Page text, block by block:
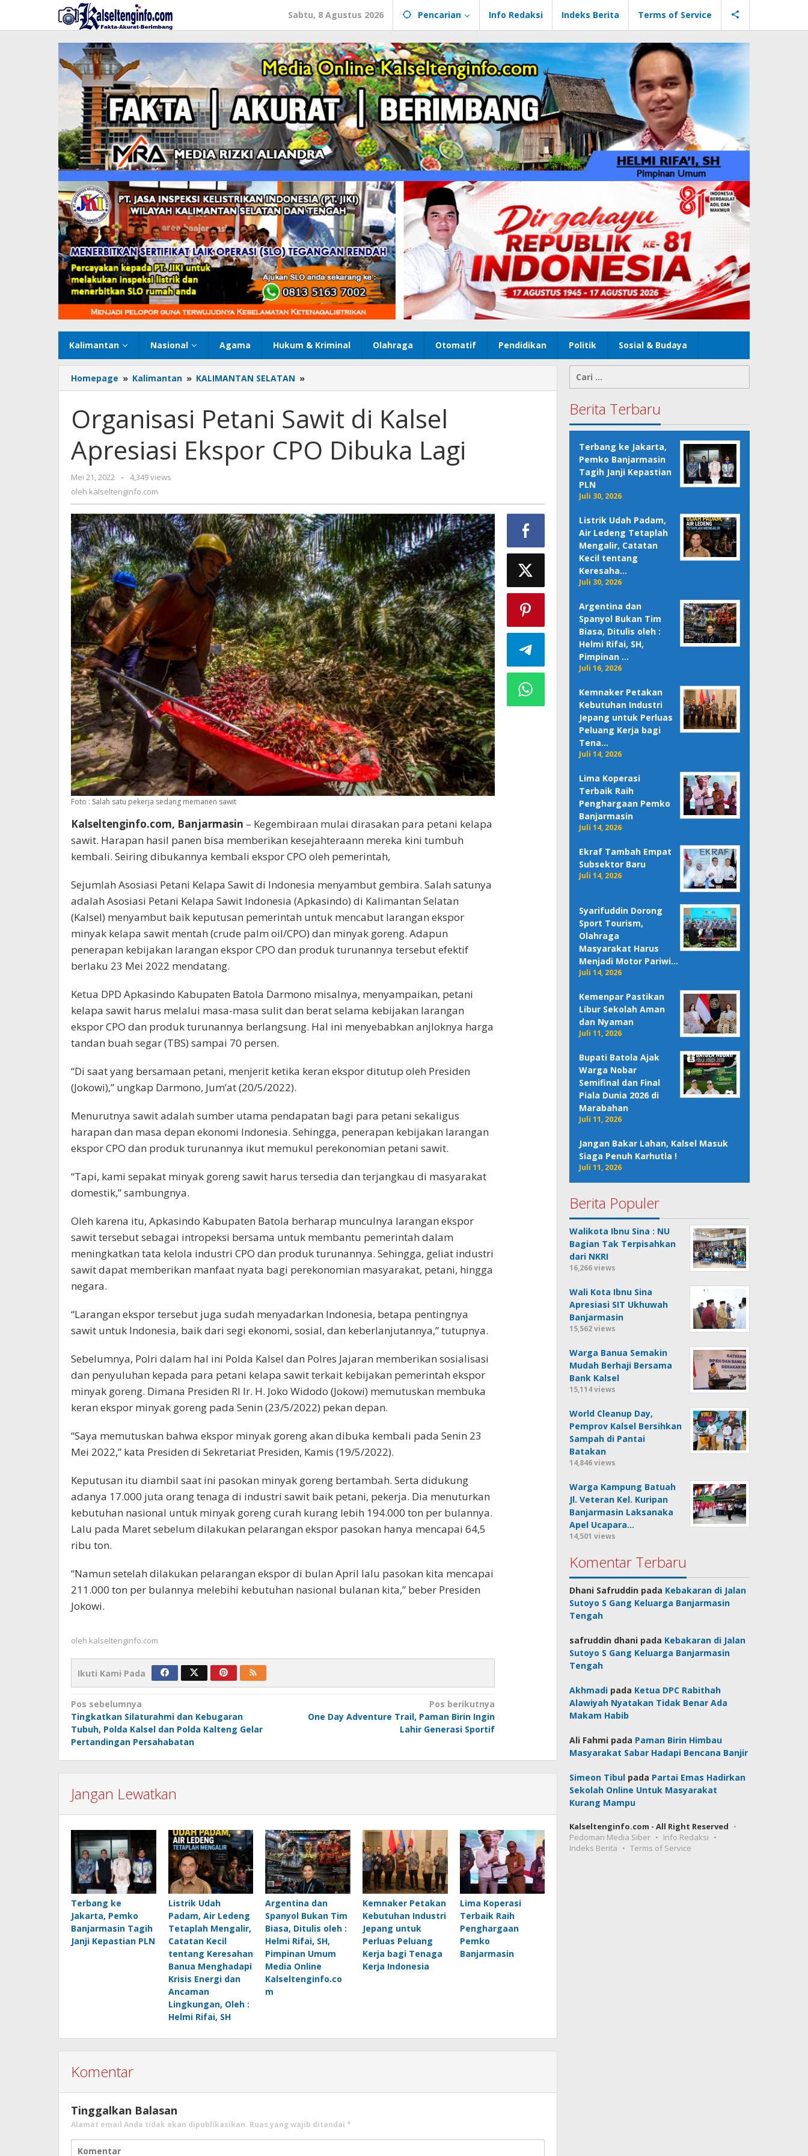
konten
Sabtu, 8 Agustus 2026 Pencarian Info Redaksi Indeks Berita Terms of Service
Kalimantan Nasional Agama Hukum & Kriminal Olahraga Otomatif Pendidikan Politik Sosial & Budaya
Homepage » Kalimantan » KALIMANTAN SELATAN »
Petani
di
Kalsel
Apresiasi
Ekspor
Organisasi Petani Sawit di Kalsel
Apresiasi Ekspor CPO Dibuka Lagi
Mei 21, 2022
oleh
kalseltenginfo.com
-
4,349 views
oleh kalseltenginfo.com
Foto : Salah satu pekerja sedang memanen sawit
Kalseltenginfo.com, Banjarmasin – Kegembiraan mulai dirasakan para petani kelapa
sawit. Harapan hasil panen bisa memberikan kesejahteraann mereka kini tumbuh
kembali. Seiring dibukannya kembali ekspor CPO oleh pemerintah,
Sejumlah Asosiasi Petani Kelapa Sawit di Indonesia menyambut gembira. Salah satunya
adalah Asosiasi Petani Kelapa Sawit Indonesia (Apkasindo) di Kalimantan Selatan
(Kalsel) menyambut baik keputusan pemerintah untuk mencabut larangan ekspor
minyak kelapa sawit mentah (crude palm oil/CPO) dan minyak goreng. Adapun
penerapan kebijakan larangan ekspor CPO dan produk turunannya tersebut efektif
berlaku 23 Mei 2022 mendatang.
Ketua DPD Apkasindo Kabupaten Batola Darmono misalnya, menyampaikan, petani
kelapa sawit harus melalui masa-masa sulit dan berat selama kebijakan larangan
ekspor CPO dan produk turunannya berlangsung. Hal ini menyebabkan anjloknya harga
tandan buah segar (TBS) sampai 70 persen.
“Di saat yang bersamaan petani, menjerit ketika keran ekspor ditutup oleh Presiden
(Jokowi),” ungkap Darmono, Jum’at (20/5/2022).
Menurutnya sawit adalah sumber utama pendapatan bagi para petani sekaligus
harapan dan masa depan ekonomi Indonesia. Sehingga, penerapan kebijakan larangan
ekspor CPO dan produk turunannya ikut memukul perekonomian petani sawit.
“Tapi, kami sepakat minyak goreng sawit harus tersedia dan terjangkau di masyarakat
domestik,” sambungnya.
Oleh karena itu, Apkasindo Kabupaten Batola berharap munculnya larangan ekspor
sawit tersebut sebagai intropeksi bersama untuk membantu pemerintah dalam
meningkatkan tata kelola industri CPO dan produk turunannya. Sehingga, geliat industri
sawit dapat memberikan manfaat nyata bagi perekonomian masyarakat, petani, hingga
negara.
“Larangan ekspor tersebut juga sudah menyadarkan Indonesia, betapa pentingnya
sawit untuk Indonesia, baik dari segi ekonomi, sosial, dan keberlanjutannya,” tutupnya.
Sebelumnya, Polri dalam hal ini Polda Kalsel dan Polres Jajaran memberikan sosialisasi
dan penyuluhan kepada para petani kelapa sawit terkait kebijakan pemerintah ekspor
minyak goreng. Dimana Presiden RI Ir. H. Joko Widodo (Jokowi) memutuskan membuka
keran ekspor minyak goreng pada Senin (23/5/2022) pekan depan.
“Saya memutuskan bahwa ekspor minyak goreng akan dibuka kembali pada Senin 23
Mei 2022,” kata Presiden di Sekretariat Presiden, Kamis (19/5/2022).
Keputusan itu diambil saat ini pasokan minyak goreng bertambah. Serta didukung
adanya 17.000 juta orang tenaga di industri sawit baik petani, pekerja. Dia menuturkan
kebutuhan nasional untuk minyak goreng curah kurang lebih 194.000 ton per bulannya.
Lalu pada Maret sebelum dilakukan pelarangan ekspor pasokan hanya mencapai 64,5
ribu ton.
“Namun setelah dilakukan pelarangan ekspor di bulan April lalu pasokan kita mencapai
211.000 ton per bulannya melebihi kebutuhan nasional bulanan kita,” beber Presiden
Jokowi.
oleh kalseltenginfo.com
Ikuti Kami Pada
Navigasi
pos
Pos sebelumnya
Tingkatkan Silaturahmi dan Kebugaran
Tubuh, Polda Kalsel dan Polda Kalteng Gelar
Pertandingan Persahabatan
Pos berikutnya
One Day Adventure Trail, Paman Birin Ingin
Lahir Generasi Sportif
Jangan Lewatkan
Terbang ke
Jakarta, Pemko
Banjarmasin Tagih
Janji Kepastian PLN
Listrik Udah
Padam, Air Ledeng
Tetaplah Mengalir,
Catatan Kecil
tentang Keresahan
Banua Menghadapi
Krisis Energi dan
Ancaman
Lingkungan, Oleh :
Helmi Rifai, SH
Argentina dan
Spanyol Bukan Tim
Biasa, Ditulis oleh :
Helmi Rifai, SH,
Pimpinan Umum
Media Online
Kalseltenginfo.co
m
Kemnaker Petakan
Kebutuhan Industri
Jepang untuk
Perluas Peluang
Kerja bagi Tenaga
Kerja Indonesia
Lima Koperasi
Terbaik Raih
Penghargaan
Pemko
Banjarmasin
Komentar
Tinggalkan Balasan
Alamat email Anda tidak akan dipublikasikan. Ruas yang wajib ditandai *
untuk:
Berita Terbaru
Terbang ke Jakarta,
Pemko Banjarmasin
Tagih Janji Kepastian
PLN
Juli 30, 2026
Listrik Udah Padam,
Air Ledeng Tetaplah
Mengalir, Catatan
Kecil tentang
Keresaha…
Juli 30, 2026
Argentina dan
Spanyol Bukan Tim
Biasa, Ditulis oleh :
Helmi Rifai, SH,
Pimpinan …
Juli 16, 2026
Kemnaker Petakan
Kebutuhan Industri
Jepang untuk Perluas
Peluang Kerja bagi
Tena…
Juli 14, 2026
Lima Koperasi
Terbaik Raih
Penghargaan Pemko
Banjarmasin
Juli 14, 2026
Ekraf Tambah Empat
Subsektor Baru
Juli 14, 2026
Syarifuddin Dorong
Sport Tourism,
Olahraga
Masyarakat Harus
Menjadi Motor Pariwi…
Juli 14, 2026
Kemenpar Pastikan
Libur Sekolah Aman
dan Nyaman
Juli 11, 2026
Bupati Batola Ajak
Warga Nobar
Semifinal dan Final
Piala Dunia 2026 di
Marabahan
Juli 11, 2026
Jangan Bakar Lahan, Kalsel Masuk
Siaga Penuh Karhutla !
Juli 11, 2026
Berita Populer
Walikota Ibnu Sina : NU
Bagian Tak Terpisahkan
dari NKRI
16,266 views
Wali Kota Ibnu Sina
Apresiasi SIT Ukhuwah
Banjarmasin
15,562 views
Warga Banua Semakin
Mudah Berhaji Bersama
Bank Kalsel
15,114 views
World Cleanup Day,
Pemprov Kalsel Bersihkan
Sampah di Pantai
Batakan
14,846 views
Warga Kampung Batuah
Jl. Veteran Kel. Kuripan
Banjarmasin Laksanaka
Apel Ucapara…
14,501 views
Komentar Terbaru
Dhani Safruddin pada Kebakaran di Jalan
Sutoyo S Gang Keluarga Banjarmasin
Tengah
safruddin dhani pada Kebakaran di Jalan
Sutoyo S Gang Keluarga Banjarmasin
Tengah
Akhmadi pada Ketua DPC Rabithah
Alawiyah Nyatakan Tidak Benar Ada
Makam Habib
Ali Fahmi pada Paman Birin Himbau
Masyarakat Sabar Hadapi Bencana Banjir
Simeon Tibul pada Partai Emas Hadirkan
Sekolah Online Untuk Masyarakat
Kurang Mampu
Kalseltenginfo.com - All Right Reserved
Pedoman Media Siber
Info Redaksi
Indeks Berita
Terms of Service